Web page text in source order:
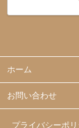
ホーム
お問い合わせ
プライバシーポ